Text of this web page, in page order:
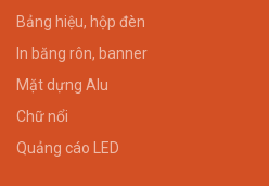
Bảng hiệu, hộp đèn
In băng rôn, banner
Mặt dựng Alu
Chữ nổi
Quảng cáo LED